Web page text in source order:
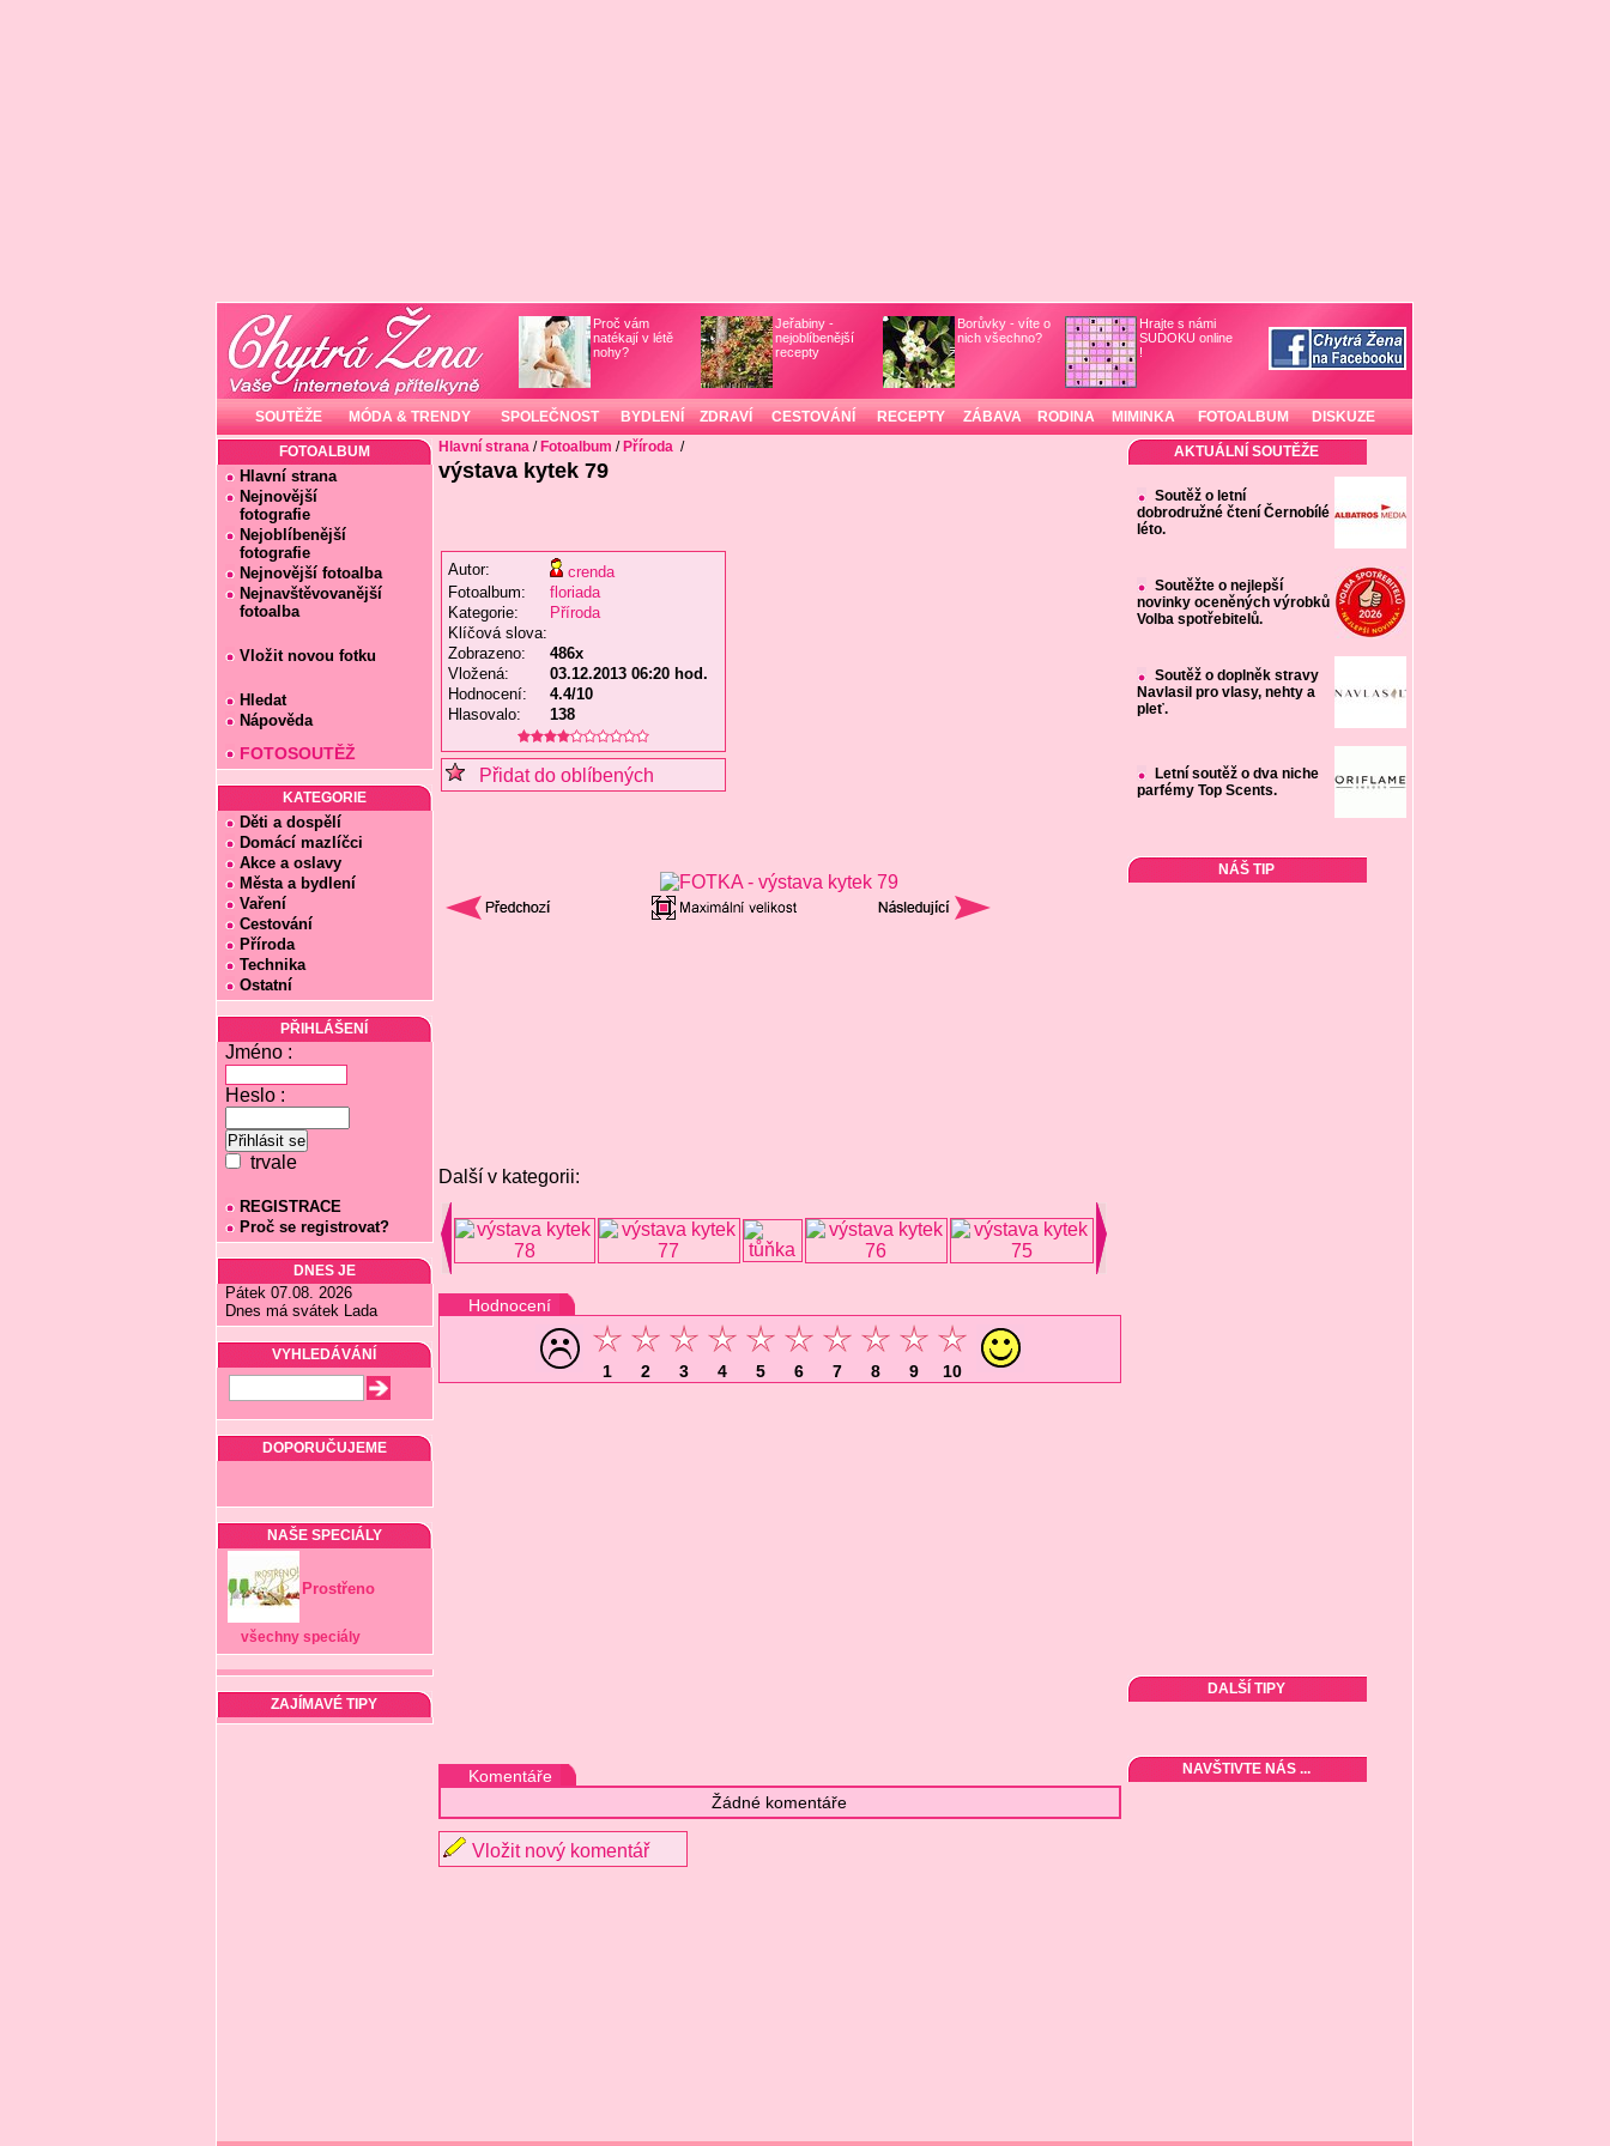
Proč vám
natékají v létě
nohy?
Jeřabiny -
nejoblíbenější
recepty
Borůvky - víte o
nich všechno?
Hrajte s námi
SUDOKU online
!
SOUTĚŽE MÓDA & TRENDY SPOLEČNOST BYDLENÍ ZDRAVÍ CESTOVÁNÍ RECEPTY ZÁBAVA RODINA MIMINKA FOTOALBUM DISKUZE
FOTOALBUM
Hlavní strana
Nejnovější
fotografie
Nejoblíbenější
fotografie
Nejnovější fotoalba
Nejnavštěvovanější
fotoalba
Vložit novou fotku
Hledat
Nápověda
FOTOSOUTĚŽ
KATEGORIE
Děti a dospělí
Domácí mazlíčci
Akce a oslavy
Města a bydlení
Vaření
Cestování
Příroda
Technika
Ostatní
PŘIHLÁŠENÍ
Jméno :
Heslo :
trvale
REGISTRACE
Proč se registrovat?
DNES JE
Pátek 07.08. 2026
Dnes má svátek Lada
VYHLEDÁVÁNÍ
DOPORUČUJEME
NAŠE SPECIÁLY
Prostřeno
všechny speciály
ZAJÍMAVÉ TIPY
Hlavní strana/ Fotoalbum / Příroda /
výstava kytek 79
Autor:
crenda
Fotoalbum:
floriada
Kategorie:
Příroda
Klíčová slova:
Zobrazeno:
486x
Vložená:
03.12.2013 06:20 hod.
Hodnocení:
4.4/10
Hlasovalo:
138
Přidat do oblíbených
Další v kategorii:
Hodnocení
1 2 3 4 5 6 7 8 9 10
Komentáře
Žádné komentáře
Vložit nový komentář
AKTUÁLNÍ SOUTĚŽE
Soutěž o letní
dobrodružné čtení Černobílé
léto.
Soutěžte o nejlepší
novinky oceněných výrobků
Volba spotřebitelů.
Soutěž o doplněk stravy
Navlasil pro vlasy, nehty a
pleť.
Letní soutěž o dva niche
parfémy Top Scents.
NÁŠ TIP
DALŠÍ TIPY
NAVŠTIVTE NÁS ...